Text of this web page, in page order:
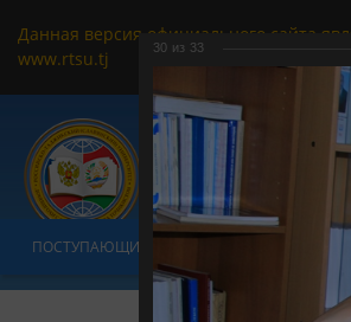
Данная версия официального сайта
www.rtsu.tj
ПОСТУПАЮЩИМ
30 из 33